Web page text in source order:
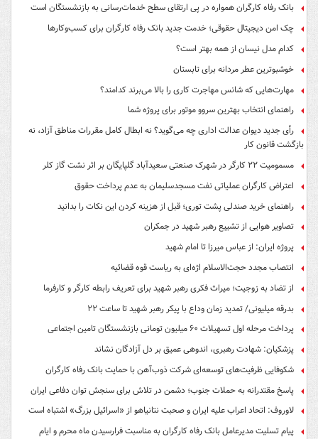
بانک رفاه کارگران همواره در پی ارتقای سطح خدمات‌رسانی به بازنشستگان است
چک امن دیجیتال حقوقی؛ خدمت جدید بانک رفاه کارگران برای کسب‌وکارها
کدام مدل نیسان از همه بهتر است؟
خوشبوترین عطر مردانه برای تابستان
مهارت‌هایی که شانس مهاجرت کاری را بالا می‌برند کدامند؟
راهنمای انتخاب بهترین سروو موتور برای پروژه شما
رأی جدید دیوان عدالت اداری چه می‌گوید؟ نه ابطال کامل مقررات مناطق آزاد، نه
بازگشت قانون کار
مسمومیت ۲۲ کارگر در شهرک صنعتی سعیدآباد گلپایگان بر اثر نشت گاز کلر
اعتراض کارگران عملیاتی نفت مسجدسلیمان به عدم پرداخت حقوق
راهنمای خرید صندلی پشت توری؛ قبل از هزینه کردن این نکات را بدانید
تصاویر هوایی از تشییع رهبر شهید در جمکران
پروژه ایران: از عباس میرزا تا امام شهید
انتصاب مجدد حجت‌الاسلام اژه‌ای به ریاست قوه‌ قضائیه
از تضاد به زوجیت؛ میراث فکری رهبر شهید برای تعریف رابطه کارگر و کارفرما
بدرقه میلیونی/ تمدید زمان وداع با پیکر رهبر شهید تا ساعت ۲۲
پرداخت مرحله اول تسهیلات ۶۰ میلیون تومانی بازنشستگان تامین اجتماعی
پزشکیان: شهادت رهبری، اندوهی عمیق بر دل آزادگان نشاند
شکوفایی ظرفیت‌های توسعه‌ای شرکت ذوب‌آهن با حمایت‌ بانک رفاه کارگران
پاسخ مقتدرانه به حملات جنوب؛ دشمن در تلاش برای سنجش توان دفاعی ایران
لاوروف: اتحاد اعراب علیه ایران و صحبت نتانیاهو از «اسرائیل بزرگ» اشتباه است
پیام تسلیت مدیرعامل بانک رفاه کارگران به مناسبت فرارسیدن ماه محرم و ایام